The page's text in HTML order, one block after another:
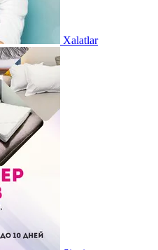
Xalatlar